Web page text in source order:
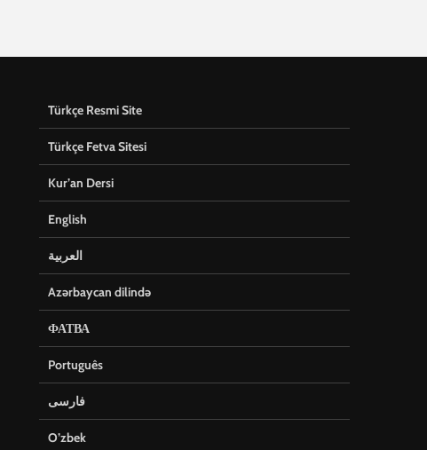
Türkçe Resmi Site
Türkçe Fetva Sitesi
Kur’an Dersi
English
العربية
Azərbaycan dilində
ФАТВА
Português
فارسی
O’zbek